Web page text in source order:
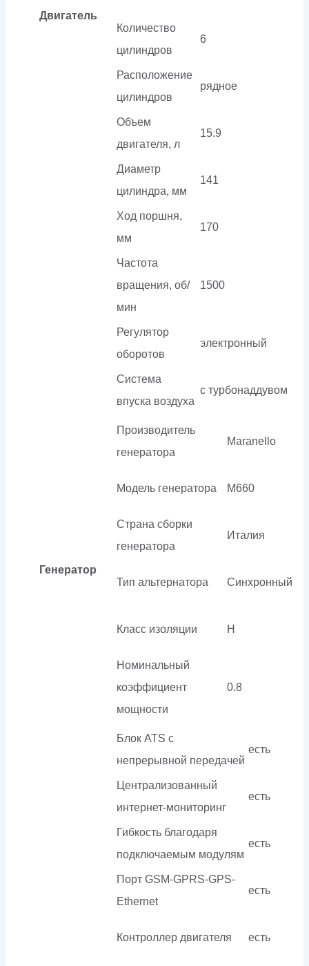
Двигатель
Количество
цилиндров
6
Расположение
цилиндров
рядное
Объем
двигателя, л
15.9
Диаметр
цилиндра, мм
141
Ход поршня,
мм
170
Частота
вращения, об/
мин
1500
Регулятор
оборотов
электронный
Система
впуска воздуха
с турбонаддувом
Генератор
Производитель
генератора
Maranello
Модель генератора M660
Страна сборки
генератора
Италия
Тип альтернатора Синхронный
Класс изоляции H
Номинальный
коэффициент
мощности
0.8
Блок ATS с
непрерывной передачей
есть
Централизованный
интернет-мониторинг
есть
Гибкость благодаря
подключаемым модулям
есть
Порт GSM-GPRS-GPS-
Ethernet
есть
Контроллер двигателя есть